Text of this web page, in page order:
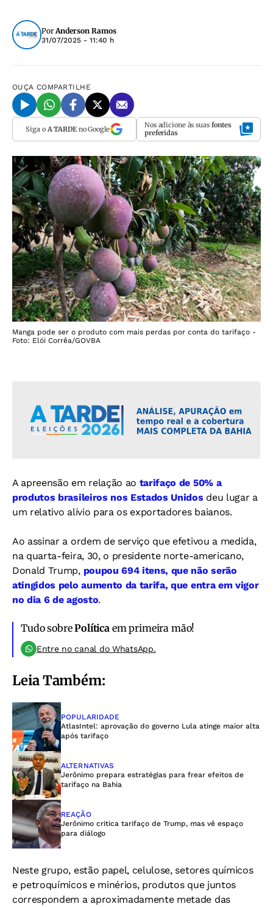
PorAnderson Ramos
31/07/2025 - 11:40 h
OUÇA COMPARTILHE
Siga o A TARDEno Google Nos adicione às suas fontes
preferidas
Manga pode ser o produto com mais perdas por conta do tarifaço -
Foto: Elói Corrêa/GOVBA
A apreensão em relação ao tarifaço de 50% a
produtos brasileiros nos Estados Unidos deu lugar a
um relativo alívio para os exportadores baianos.
Ao assinar a ordem de serviço que efetivou a medida,
na quarta-feira, 30, o presidente norte-americano,
Donald Trump,poupou 694 itens, que não serão
atingidos pelo aumento da tarifa, que entra em vigor
no dia 6 de agosto.
Tudo sobrePolítica em primeira mão!
Entre no canal do WhatsApp.
Leia Também:
POPULARIDADE
AtlasIntel: aprovação do governo Lula atinge maior alta
após tarifaço
ALTERNATIVAS
Jerônimo prepara estratégias para frear efeitos de
tarifaço na Bahia
REAÇÃO
Jerônimo critica tarifaço de Trump, mas vê espaço
para diálogo
Neste grupo, estão papel, celulose, setores químicos
e petroquímicos e minérios, produtos que juntos
correspondem a aproximadamente metade das